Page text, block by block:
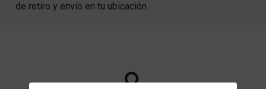
de retiro y envío en tu ubicación.